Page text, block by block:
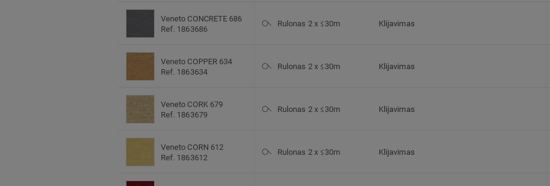
Veneto CONCRETE 686
Ref. 1863686
Rulonas 2 x ≤30m Klijavimas
Veneto COPPER 634
Ref. 1863634
Rulonas 2 x ≤30m Klijavimas
Veneto CORK 679
Ref. 1863679
Rulonas 2 x ≤30m Klijavimas
Veneto CORN 612
Ref. 1863612
Rulonas 2 x ≤30m Klijavimas